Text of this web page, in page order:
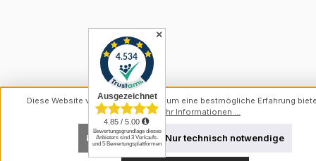
✕
Diese Website verwendet Cookies, um eine bestmögliche Erfahrung
können.Mehr Informationen ...
Nur technisch notwendige
Konfigurieren